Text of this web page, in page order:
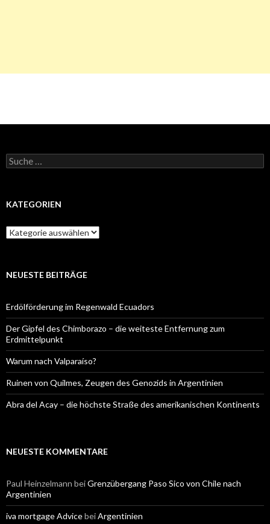
Suche
nach:
KATEGORIEN
Kategorien
NEUESTE BEITRÄGE
Erdölförderung im Regenwald Ecuadors
Der Gipfel des Chimborazo – die weiteste Entfernung zum
Erdmittelpunkt
Warum nach Valparaíso?
Ruinen von Quilmes, Zeugen des Genozids in Argentinien
Abra del Acay – die höchste Straße des amerikanischen Kontinents
NEUESTE KOMMENTARE
Paul Heinzelmann beiGrenzübergang Paso Sico von Chile nach
Argentinien
iva mortgage AdvicebeiArgentinien